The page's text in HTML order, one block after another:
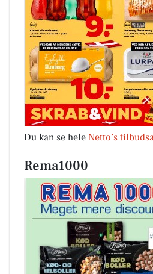
Du kan se hele Netto’s
Rema1000